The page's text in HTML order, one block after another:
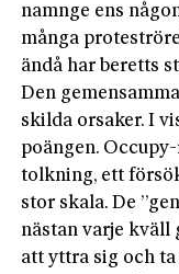
namnge ens
många
ändå har beretts
Den
skilda orsaker. I
poängen.
tolkning, ett
stor skala. De
nästan varje kväll
att yttra sig och